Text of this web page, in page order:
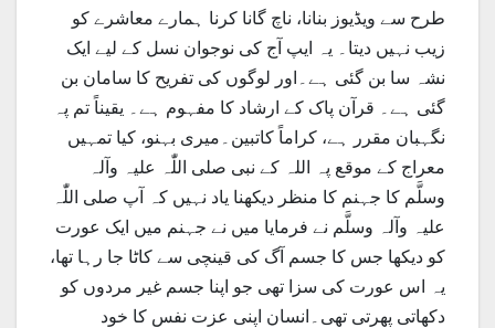
طرح سے ویڈیوز بنانا، ناچ گانا کرنا ہمارے معاشرے کو
زیب نہیں دیتا۔ یہ ایپ آج کی نوجوان نسل کے لیے ایک
نشہ سا بن گئی ہے۔اور لوگوں کی تفریح کا سامان بن
گئی ہے۔ قرآن پاک کے ارشاد کا مفہوم ہے۔ یقیناً تم پہ
نگہبان مقرر ہے، کراماً کاتبین۔میری بہنو، کیا تمہیں
معراج کے موقع پہ اللہ کے نبی صلی اللّٰہ علیہ وآلہ
وسلَّم کا جہنم کا منظر دیکھنا یاد نہیں کہ آپ صلی اللّٰہ
علیہ وآلہ وسلَّم نے فرمایا میں نے جہنم میں ایک عورت
کو دیکھا جس کا جسم آگ کی قینچی سے کاٹا جا رہا تھا،
یہ اس عورت کی سزا تھی جو اپنا جسم غیر مردوں کو
دکھاتی پھرتی تھی۔انسان اپنی عزت نفس کا خود